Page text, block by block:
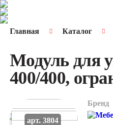
Главная Каталог
Модуль для
400/400,
арт. 3804
Бренд